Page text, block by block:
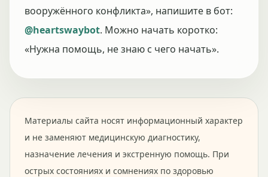
вооружённого конфликта», напишите в бот:
@heartswaybot. Можно начать коротко:
«Нужна помощь, не знаю с чего начать».
Материалы сайта носят информационный характер
и не заменяют медицинскую диагностику,
назначение лечения и экстренную помощь. При
острых состояниях и сомнениях по здоровью